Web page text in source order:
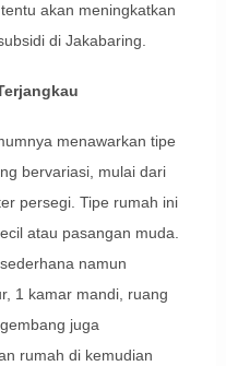
akan meningkatkan
di Jakabaring.
menawarkan tipe
bervariasi, mulai dari
persegi. Tipe rumah ini
atau pasangan muda.
namun
1 kamar mandi, ruang
juga
rumah di kemudian